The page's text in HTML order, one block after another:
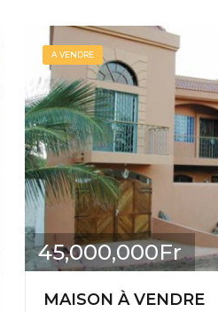
A VENDRE
45,000,000Fr
MAISON À VENDRE